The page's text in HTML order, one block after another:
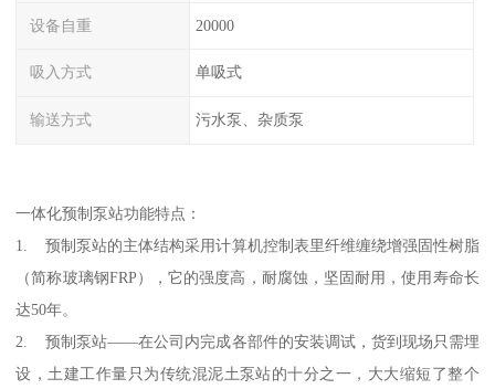
设备自重 20000
吸入方式 单吸式
输送方式 污水泵、杂质泵
一体化预制泵站功能特点：
1. 预制泵站的主体结构采用计算机控制表里纤维缠绕增强固性树脂
（简称玻璃钢FRP），它的强度高，耐腐蚀，坚固耐用，使用寿命长
达50年。
2. 预制泵站——在公司内完成各部件的安装调试，货到现场只需埋
设，土建工作量只为传统混泥土泵站的十分之一，大大缩短了整个